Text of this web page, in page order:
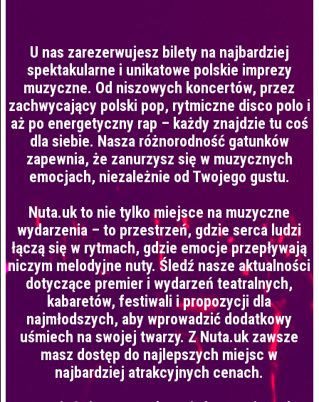
U nas zarezerwujesz bilety na najbardziej
spektakularne i unikatowe polskie imprezy
muzyczne. Od niszowych koncertów, przez
zachwycający polski pop, rytmiczne disco polo i
aż po energetyczny rap – każdy znajdzie tu coś
dla siebie. Nasza różnorodność gatunków
zapewnia, że zanurzysz się w muzycznych
emocjach, niezależnie od Twojego gustu.
Nuta.uk to nie tylko miejsce na muzyczne
wydarzenia – to przestrzeń, gdzie serca ludzi
łączą się w rytmach, gdzie emocje przepływają
niczym melodyjne nuty. Śledź nasze aktualności
dotyczące premier i wydarzeń teatralnych,
kabaretów, festiwali i propozycji dla
najmłodszych, aby wprowadzić dodatkowy
uśmiech na swojej twarzy. Z Nuta.uk zawsze
masz dostęp do najlepszych miejsc w
najbardziej atrakcyjnych cenach.